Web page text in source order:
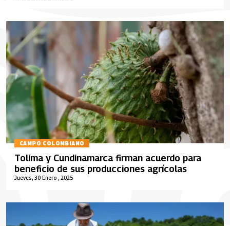
CAMPO COLOMBIANO
Jueves, 30 Enero , 2025
Tolima y Cundinamarca firman acuerdo para
beneficio de sus producciones agrícolas